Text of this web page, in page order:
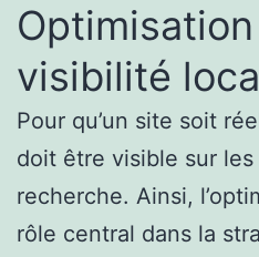
visibilité
Pour qu’un site soit
doit être visible sur
recherche. Ainsi,
rôle central dans la